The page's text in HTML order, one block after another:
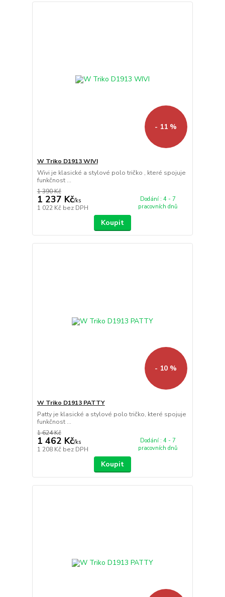
- 11 %
W Triko D1913 WIVI
Wivi je klasické a stylové polo tričko , které spojuje
funkčnost ...
1 390 Kč
1 237 Kč/ks
1 022 Kč bez DPH
Dodání : 4 - 7
pracovních dnů
Koupit
- 10 %
W Triko D1913 PATTY
Patty je klasické a stylové polo tričko, které spojuje
funkčnost ...
1 624 Kč
1 462 Kč/ks
1 208 Kč bez DPH
Dodání : 4 - 7
pracovních dnů
Koupit